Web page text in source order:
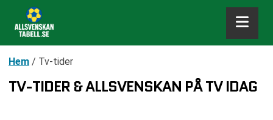
Hem / Tv-tider
TV-TIDER & ALLSVENSKAN PÅ TV IDAG